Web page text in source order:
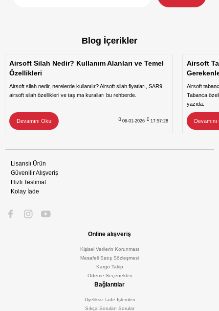
Blog İçerikler
Airsoft Silah Nedir? Kullanım Alanları ve Temel
Özellikleri
Airsoft silah nedir, nerelerde kullanılır? Airsoft silah fiyatları, SAR9
airsoft silah özellikleri ve taşıma kuralları bu rehberde.
Devamını Oku 06-01-2026 17:57:28
Airsoft
Airsoft
Tabanca
yazıda.
Lisanslı Ürün
Güvenilir Alışveriş
Hızlı Teslimat
Kolay İade
Online alışveriş
Kişisel Verilerin Korunması
Mesafeli Satış Sözleşmesi
Kargo Takip
Ödeme Seçenekleri
Bağlantılar
Üyeliksiz İade İşlemleri
Sıkça Sorulan Sorular